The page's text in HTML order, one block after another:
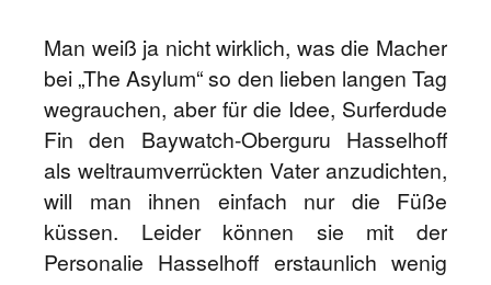
Man weiß ja nicht wirklich, was die Macher
bei „The Asylum“ so den lieben langen Tag
wegrauchen, aber für die Idee, Surferdude
Fin den Baywatch-Oberguru Hasselhoff
als weltraumverrückten Vater anzudichten,
will man ihnen einfach nur die Füße
küssen. Leider können sie mit der
Personalie Hasselhoff erstaunlich wenig